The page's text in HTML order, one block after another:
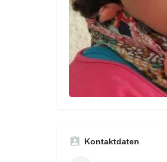
Kontaktdaten